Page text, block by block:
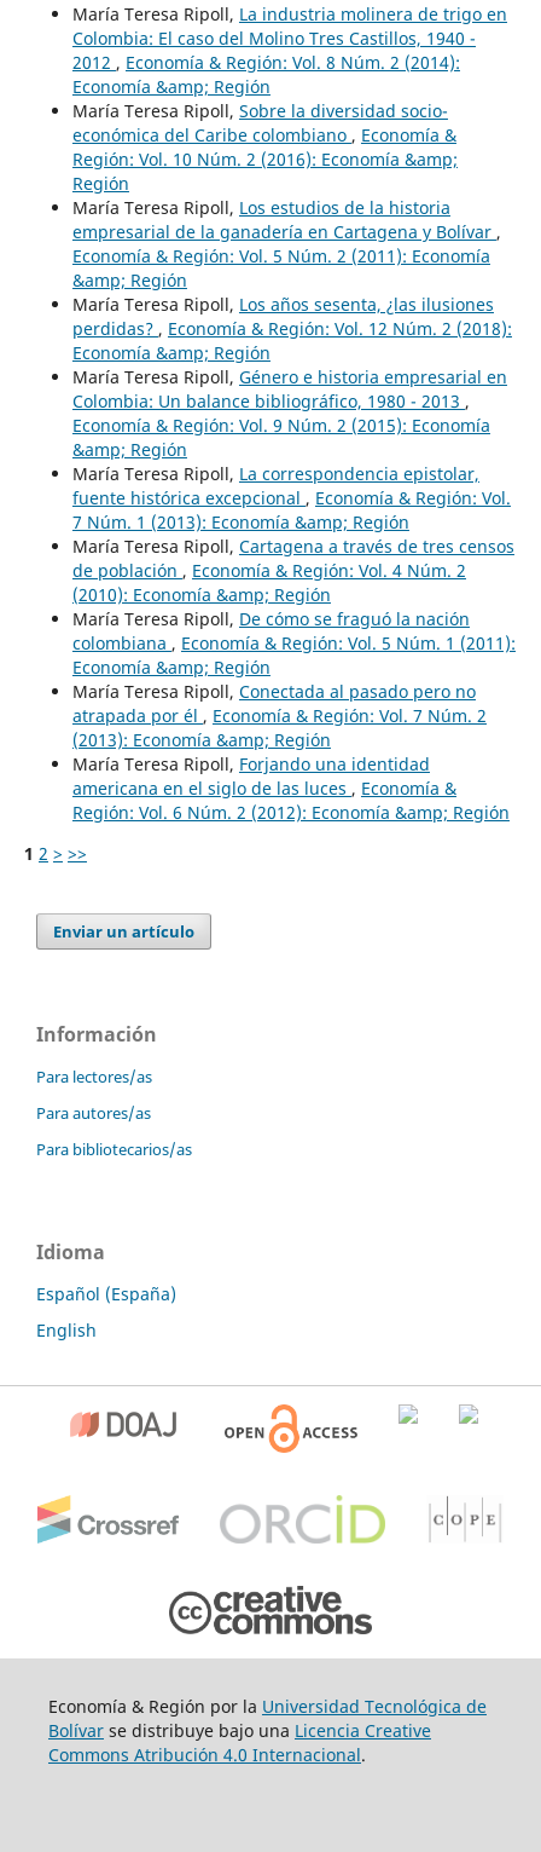
María Teresa Ripoll, La industria molinera de trigo en
Colombia: El caso del Molino Tres Castillos, 1940 -
2012 , Economía & Región: Vol. 8 Núm. 2 (2014):
Economía &amp; Región
María Teresa Ripoll, Sobre la diversidad socio-
económica del Caribe colombiano , Economía &
Región: Vol. 10 Núm. 2 (2016): Economía &amp;
Región
María Teresa Ripoll, Los estudios de la historia
empresarial de la ganadería en Cartagena y Bolívar ,
Economía & Región: Vol. 5 Núm. 2 (2011): Economía
&amp; Región
María Teresa Ripoll, Los años sesenta, ¿las ilusiones
perdidas? , Economía & Región: Vol. 12 Núm. 2 (2018):
Economía &amp; Región
María Teresa Ripoll, Género e historia empresarial en
Colombia: Un balance bibliográfico, 1980 - 2013 ,
Economía & Región: Vol. 9 Núm. 2 (2015): Economía
&amp; Región
María Teresa Ripoll, La correspondencia epistolar,
fuente histórica excepcional , Economía & Región: Vol.
7 Núm. 1 (2013): Economía &amp; Región
María Teresa Ripoll, Cartagena a través de tres censos
de población , Economía & Región: Vol. 4 Núm. 2
(2010): Economía &amp; Región
María Teresa Ripoll, De cómo se fraguó la nación
colombiana , Economía & Región: Vol. 5 Núm. 1 (2011):
Economía &amp; Región
María Teresa Ripoll, Conectada al pasado pero no
atrapada por él , Economía & Región: Vol. 7 Núm. 2
(2013): Economía &amp; Región
María Teresa Ripoll, Forjando una identidad
americana en el siglo de las luces , Economía &
Región: Vol. 6 Núm. 2 (2012): Economía &amp; Región
1 2 > >>
Enviar un artículo
Información
Para lectores/as
Para autores/as
Para bibliotecarios/as
Idioma
Español (España)
English
Economía & Región por la Universidad Tecnológica de
Bolívarse distribuye bajo una Licencia Creative
Commons Atribución 4.0 Internacional.